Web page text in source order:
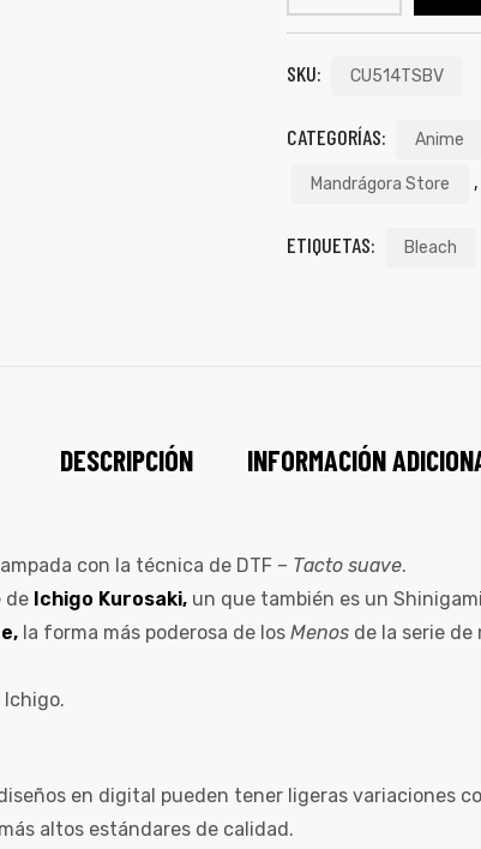
SKU: CU514TSBV
CATEGORÍAS: Anime
Mandrágora Store ,
ETIQUETAS: Bleach
DESCRIPCIÓN INFORMACIÓN
con la técnica de DTF – Tacto suave.
de Ichigo Kurosaki, un que también es un
la forma más poderosa de los Menos de la serie de
Ichigo.
en digital pueden tener ligeras variaciones
altos estándares de calidad.